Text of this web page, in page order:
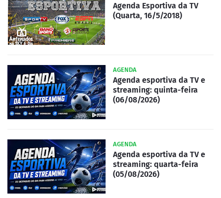
Agenda Esportiva da TV
(Quarta, 16/5/2018)
AGENDA
Agenda esportiva da TV e
streaming: quinta-feira
(06/08/2026)
AGENDA
Agenda esportiva da TV e
streaming: quarta-feira
(05/08/2026)